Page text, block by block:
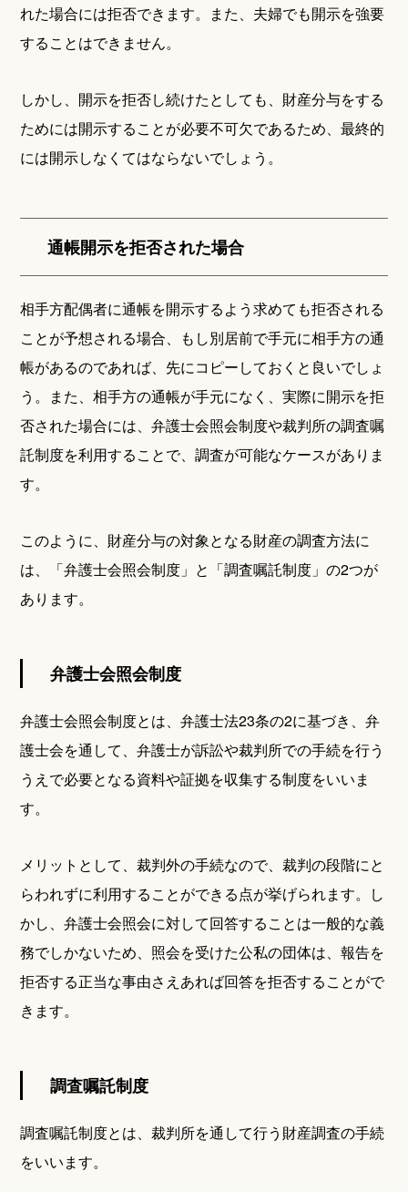
れた場合には拒否できます。また、夫婦でも開示を強要
することはできません。
しかし、開示を拒否し続けたとしても、財産分与をする
ためには開示することが必要不可欠であるため、最終的
には開示しなくてはならないでしょう。
通帳開示を拒否された場合
相手方配偶者に通帳を開示するよう求めても拒否される
ことが予想される場合、もし別居前で手元に相手方の通
帳があるのであれば、先にコピーしておくと良いでしょ
う。また、相手方の通帳が手元になく、実際に開示を拒
否された場合には、弁護士会照会制度や裁判所の調査嘱
託制度を利用することで、調査が可能なケースがありま
す。
このように、財産分与の対象となる財産の調査方法に
は、「弁護士会照会制度」と「調査嘱託制度」の2つが
あります。
弁護士会照会制度
弁護士会照会制度とは、弁護士法23条の2に基づき、弁
護士会を通して、弁護士が訴訟や裁判所での手続を行う
うえで必要となる資料や証拠を収集する制度をいいま
す。
メリットとして、裁判外の手続なので、裁判の段階にと
らわれずに利用することができる点が挙げられます。し
かし、弁護士会照会に対して回答することは一般的な義
務でしかないため、照会を受けた公私の団体は、報告を
拒否する正当な事由さえあれば回答を拒否することがで
きます。
調査嘱託制度
調査嘱託制度とは、裁判所を通して行う財産調査の手続
をいいます。